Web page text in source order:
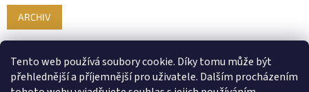
Tento web používá soubory cookie. Díky tomu může být
přehlednější a příjemnější pro uživatele. Dalším procházením
ARCHIV